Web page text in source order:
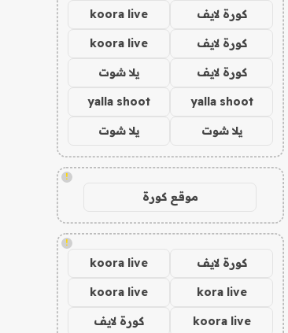
كورة لايف koora live
كورة لايف koora live
كورة لايف يلا شوت
yalla shoot
yalla shoot
يلا شوت يلا شوت
!
موقع كورة
!
كورة لايف koora live
kora live
koora live
koora live كورة لايف